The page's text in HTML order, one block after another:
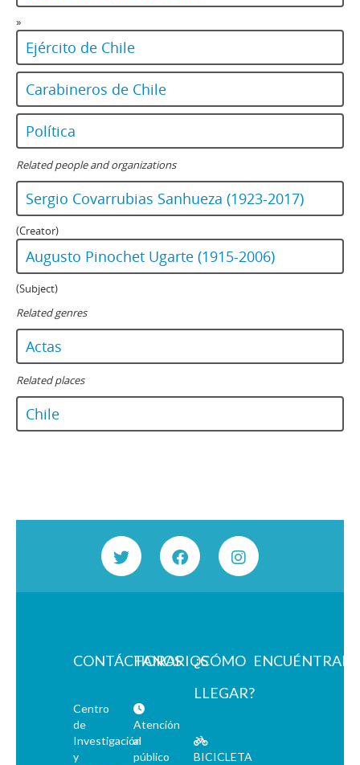
»
Ejército de Chile
Carabineros de Chile
Política
Related people and organizations
Sergio Covarrubias Sanhueza (1923-2017)
(Creator)
Augusto Pinochet Ugarte (1915-2006)
(Subject)
Related genres
Actas
Related places
Chile
CONTÁCTANOS
Centro
de
Investigación
y
HORARIOS
Atención
al
público
¿CÓMO
LLEGAR?
BICICLETA